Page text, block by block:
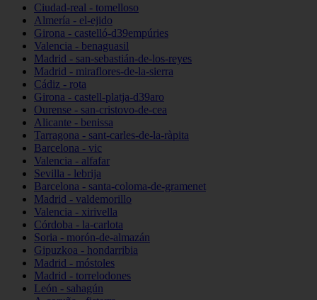
Ciudad-real - tomelloso
Almería - el-ejido
Girona - castelló-d39empúries
Valencia - benaguasil
Madrid - san-sebastián-de-los-reyes
Madrid - miraflores-de-la-sierra
Cádiz - rota
Girona - castell-platja-d39aro
Ourense - san-cristovo-de-cea
Alicante - benissa
Tarragona - sant-carles-de-la-ràpita
Barcelona - vic
Valencia - alfafar
Sevilla - lebrija
Barcelona - santa-coloma-de-gramenet
Madrid - valdemorillo
Valencia - xirivella
Córdoba - la-carlota
Soria - morón-de-almazán
Gipuzkoa - hondarribia
Madrid - móstoles
Madrid - torrelodones
León - sahagún